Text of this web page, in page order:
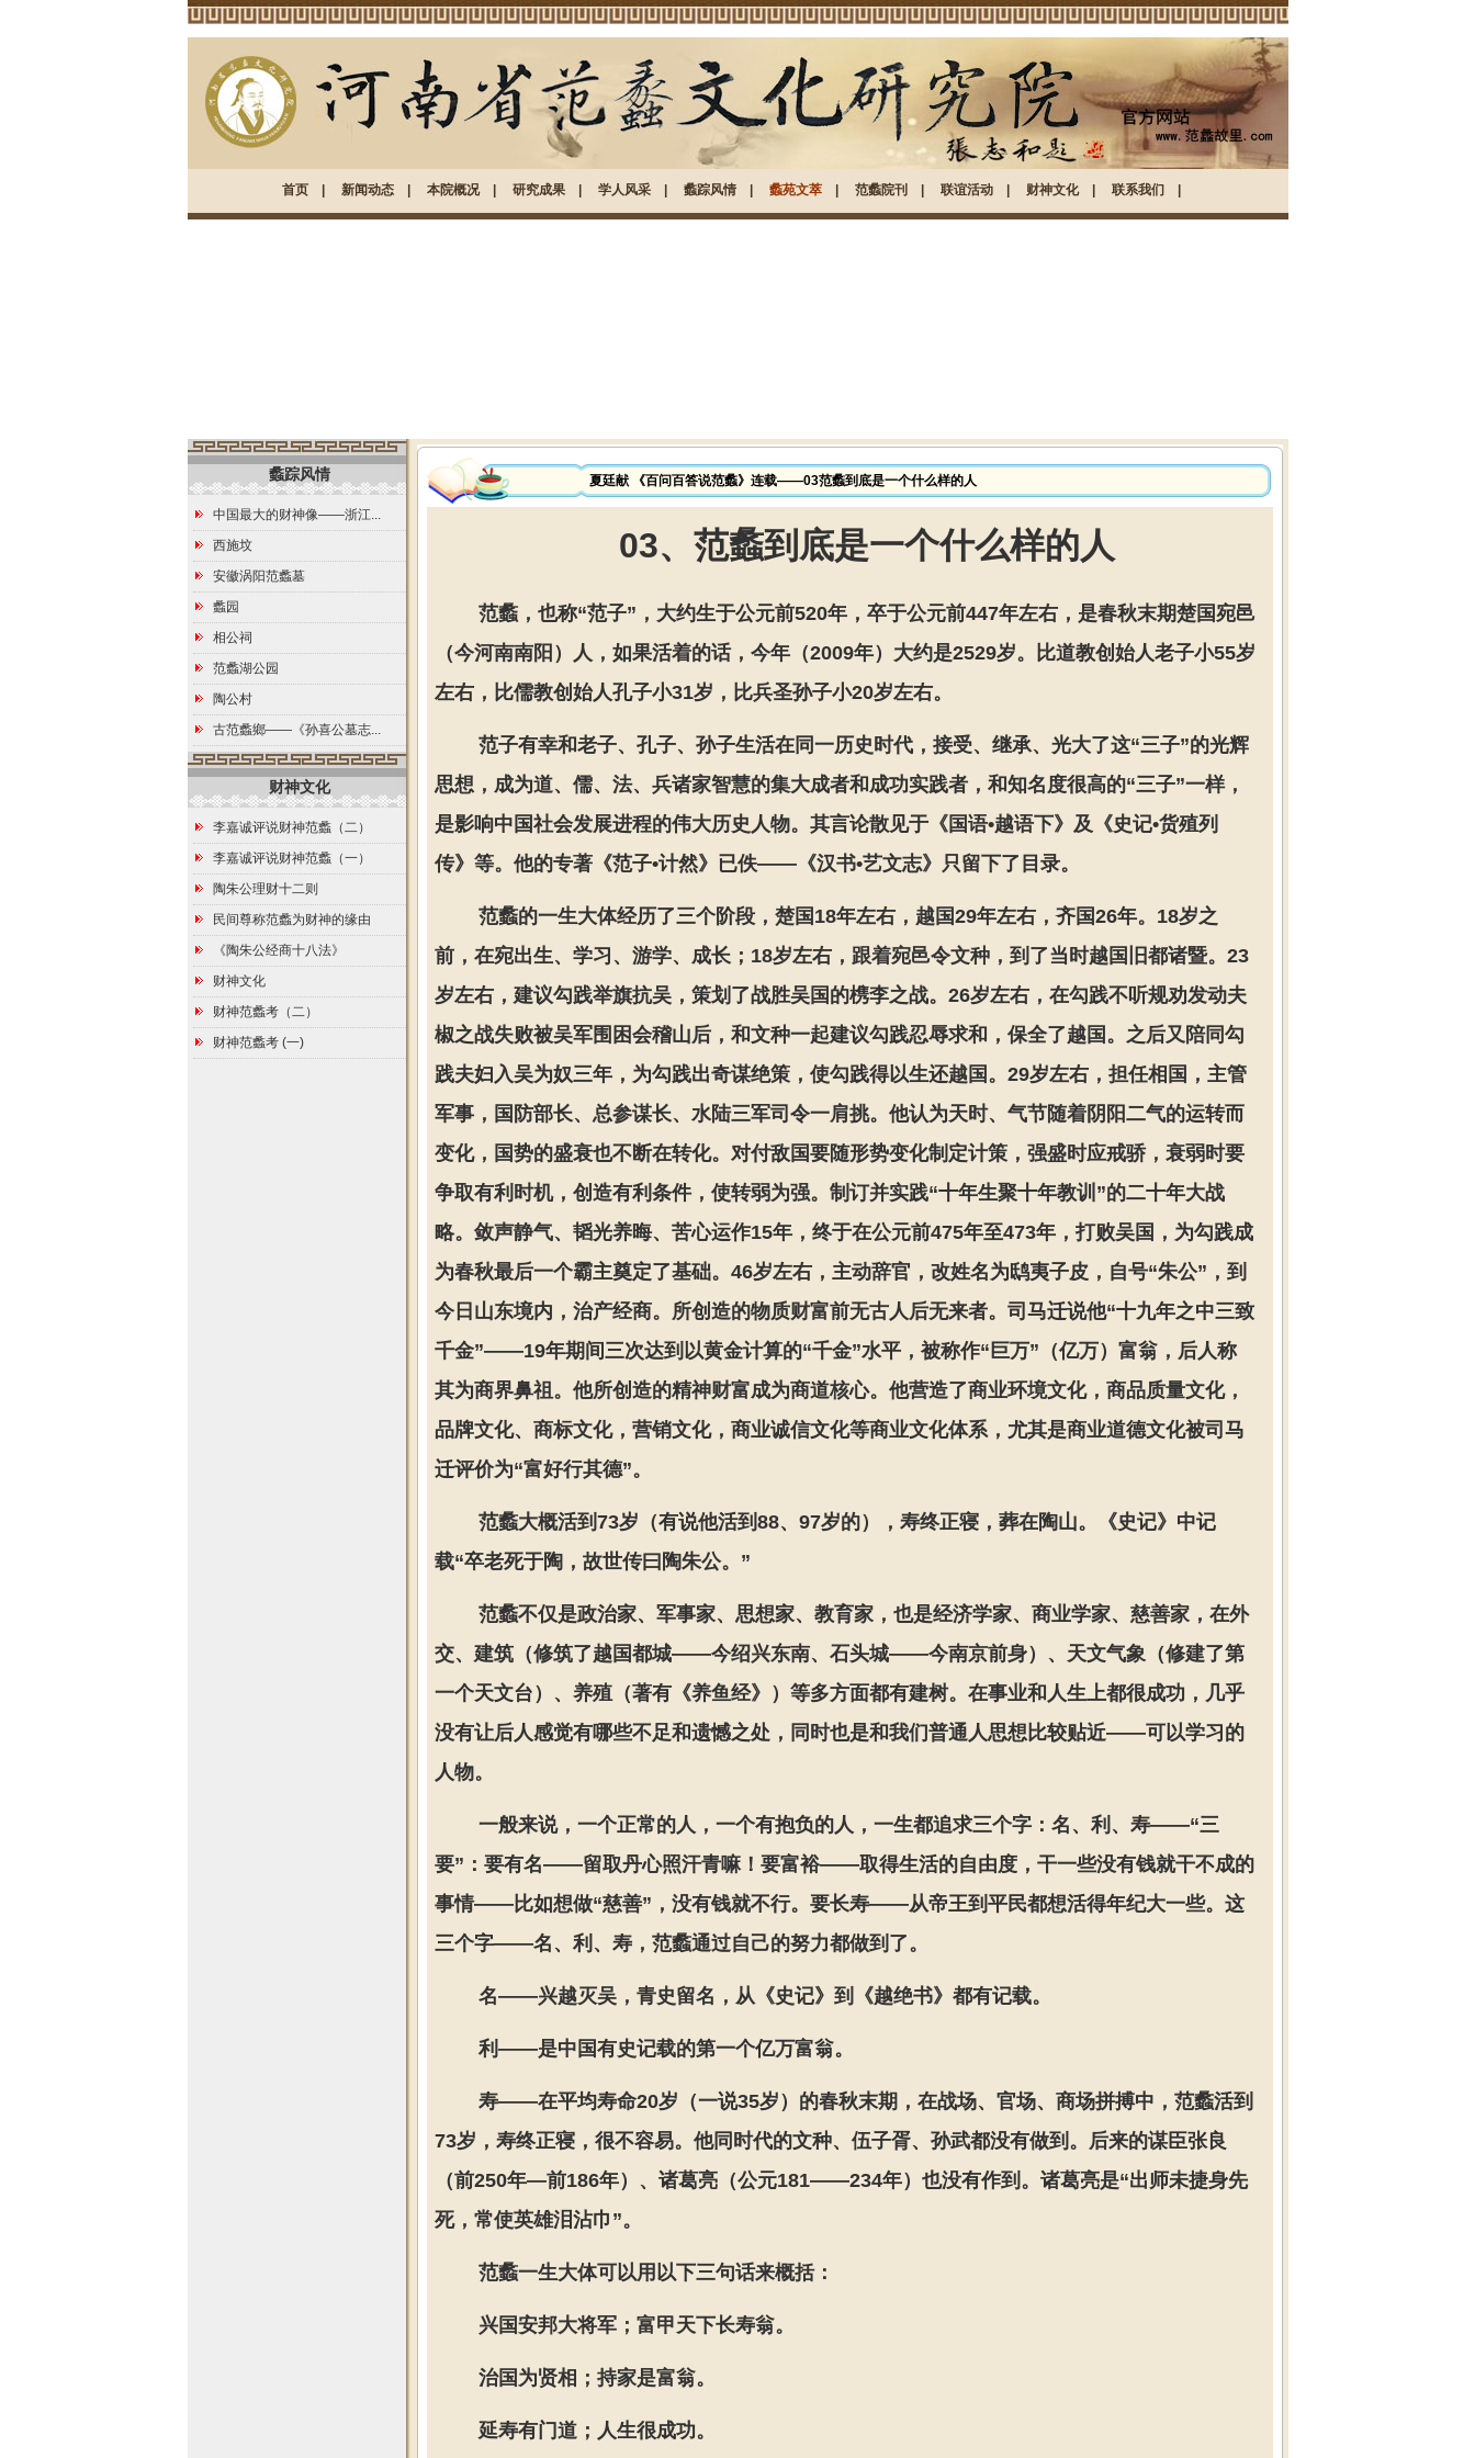
首页| 新闻动态| 本院概况| 研究成果| 学人风采| 蠡踪风情| 蠡苑文萃| 范蠡院刊 联谊活动| 财神文化| 联系我们
蠡踪风情
中国最大的财神像——浙江...
西施坟
安徽涡阳范蠡墓
蠡园
相公祠
范蠡湖公园
陶公村
古范蠡鄉——《孙喜公墓志...
财神文化
李嘉诚评说财神范蠡（二）
李嘉诚评说财神范蠡（一）
陶朱公理财十二则
民间尊称范蠡为财神的缘由
《陶朱公经商十八法》
财神文化
财神范蠡考（二）
财神范蠡考 (一)
夏廷献 《百问百答说范蠡》连载——03范蠡到底是一个什么样的人
03、范蠡到底是一个什么样的人
范蠡，也称“范子”，大约生于公元前520年，卒于公元前447年左右，是春秋末期楚国宛邑
（今河南南阳）人，如果活着的话，今年（2009年）大约是2529岁。比道教创始人老子小55岁
左右，比儒教创始人孔子小31岁，比兵圣孙子小20岁左右。
范子有幸和老子、孔子、孙子生活在同一历史时代，接受、继承、光大了这“三子”的光辉
思想，成为道、儒、法、兵诸家智慧的集大成者和成功实践者，和知名度很高的“三子”一样，
是影响中国社会发展进程的伟大历史人物。其言论散见于《国语•越语下》及《史记•货殖列
传》等。他的专著《范子•计然》已佚——《汉书•艺文志》只留下了目录。
范蠡的一生大体经历了三个阶段，楚国18年左右，越国29年左右，齐国26年。18岁之
前，在宛出生、学习、游学、成长；18岁左右，跟着宛邑令文种，到了当时越国旧都诸暨。23
岁左右，建议勾践举旗抗吴，策划了战胜吴国的槜李之战。26岁左右，在勾践不听规劝发动夫
椒之战失败被吴军围困会稽山后，和文种一起建议勾践忍辱求和，保全了越国。之后又陪同勾
践夫妇入吴为奴三年，为勾践出奇谋绝策，使勾践得以生还越国。29岁左右，担任相国，主管
军事，国防部长、总参谋长、水陆三军司令一肩挑。他认为天时、气节随着阴阳二气的运转而
变化，国势的盛衰也不断在转化。对付敌国要随形势变化制定计策，强盛时应戒骄，衰弱时要
争取有利时机，创造有利条件，使转弱为强。制订并实践“十年生聚十年教训”的二十年大战
略。敛声静气、韬光养晦、苦心运作15年，终于在公元前475年至473年，打败吴国，为勾践成
为春秋最后一个霸主奠定了基础。46岁左右，主动辞官，改姓名为鸱夷子皮，自号“朱公”，到
今日山东境内，治产经商。所创造的物质财富前无古人后无来者。司马迁说他“十九年之中三致
千金”——19年期间三次达到以黄金计算的“千金”水平，被称作“巨万”（亿万）富翁，后人称
其为商界鼻祖。他所创造的精神财富成为商道核心。他营造了商业环境文化，商品质量文化，
品牌文化、商标文化，营销文化，商业诚信文化等商业文化体系，尤其是商业道德文化被司马
迁评价为“富好行其德”。
范蠡大概活到73岁（有说他活到88、97岁的），寿终正寝，葬在陶山。《史记》中记
载“卒老死于陶，故世传曰陶朱公。”
范蠡不仅是政治家、军事家、思想家、教育家，也是经济学家、商业学家、慈善家，在外
交、建筑（修筑了越国都城——今绍兴东南、石头城——今南京前身）、天文气象（修建了第
一个天文台）、养殖（著有《养鱼经》）等多方面都有建树。在事业和人生上都很成功，几乎
没有让后人感觉有哪些不足和遗憾之处，同时也是和我们普通人思想比较贴近——可以学习的
人物。
一般来说，一个正常的人，一个有抱负的人，一生都追求三个字：名、利、寿——“三
要”：要有名——留取丹心照汗青嘛！要富裕——取得生活的自由度，干一些没有钱就干不成的
事情——比如想做“慈善”，没有钱就不行。要长寿——从帝王到平民都想活得年纪大一些。这
三个字——名、利、寿，范蠡通过自己的努力都做到了。
名——兴越灭吴，青史留名，从《史记》到《越绝书》都有记载。
利——是中国有史记载的第一个亿万富翁。
寿——在平均寿命20岁（一说35岁）的春秋末期，在战场、官场、商场拼搏中，范蠡活到
73岁，寿终正寝，很不容易。他同时代的文种、伍子胥、孙武都没有做到。后来的谋臣张良
（前250年—前186年）、诸葛亮（公元181——234年）也没有作到。诸葛亮是“出师未捷身先
死，常使英雄泪沾巾”。
范蠡一生大体可以用以下三句话来概括：
兴国安邦大将军；富甲天下长寿翁。
治国为贤相；持家是富翁。
延寿有门道；人生很成功。